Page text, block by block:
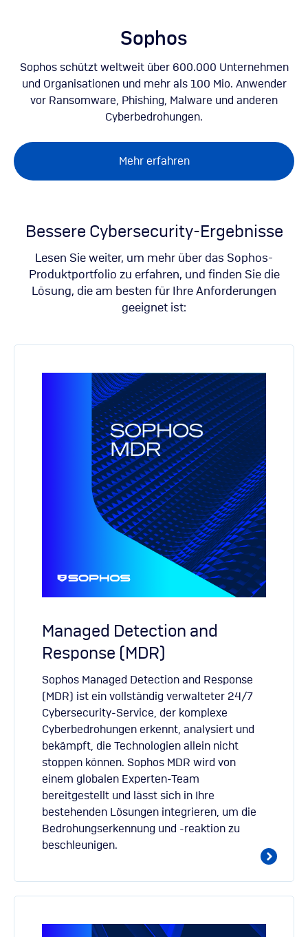
Inhalt
Sophos
Sophos schützt weltweit über 600.000 Unternehmen
und Organisationen und mehr als 100 Mio. Anwender
vor Ransomware, Phishing, Malware und anderen
Cyberbedrohungen.
Mehr erfahren
Bessere Cybersecurity-Ergebnisse
Lesen Sie weiter, um mehr über das Sophos-
Produktportfolio zu erfahren, und finden Sie die
Lösung, die am besten für Ihre Anforderungen
geeignet ist:
Managed Detection and
Response (MDR)
Sophos Managed Detection and Response
(MDR) ist ein vollständig verwalteter 24/7
Cybersecurity-Service, der komplexe
Cyberbedrohungen erkennt, analysiert und
bekämpft, die Technologien allein nicht
stoppen können. Sophos MDR wird von
einem globalen Experten-Team
bereitgestellt und lässt sich in Ihre
bestehenden Lösungen integrieren, um die
Bedrohungserkennung und -reaktion zu
beschleunigen.